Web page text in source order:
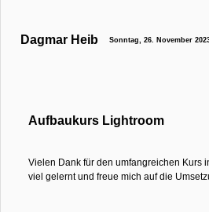
Dagmar Heib Sonntag, 26. November
Aufbaukurs Lightroom
Vielen Dank für den umfangreichen Kurs
viel gelernt und freue mich auf die